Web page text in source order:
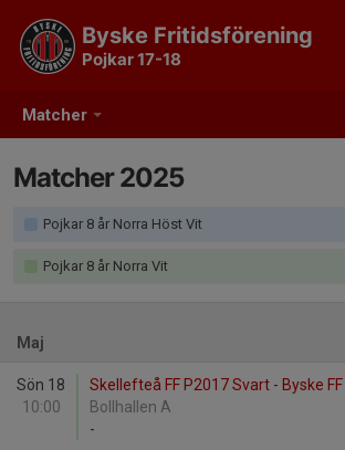
Matcher
Byske Fritidsförening
Pojkar 17-18
Matcher 2025
Pojkar 8 år Norra Höst Vit
Pojkar 8 år Norra Vit
Maj
Sön 18
10:00
Skellefteå FF P2017 Svart - Byske FF
Bollhallen A
-